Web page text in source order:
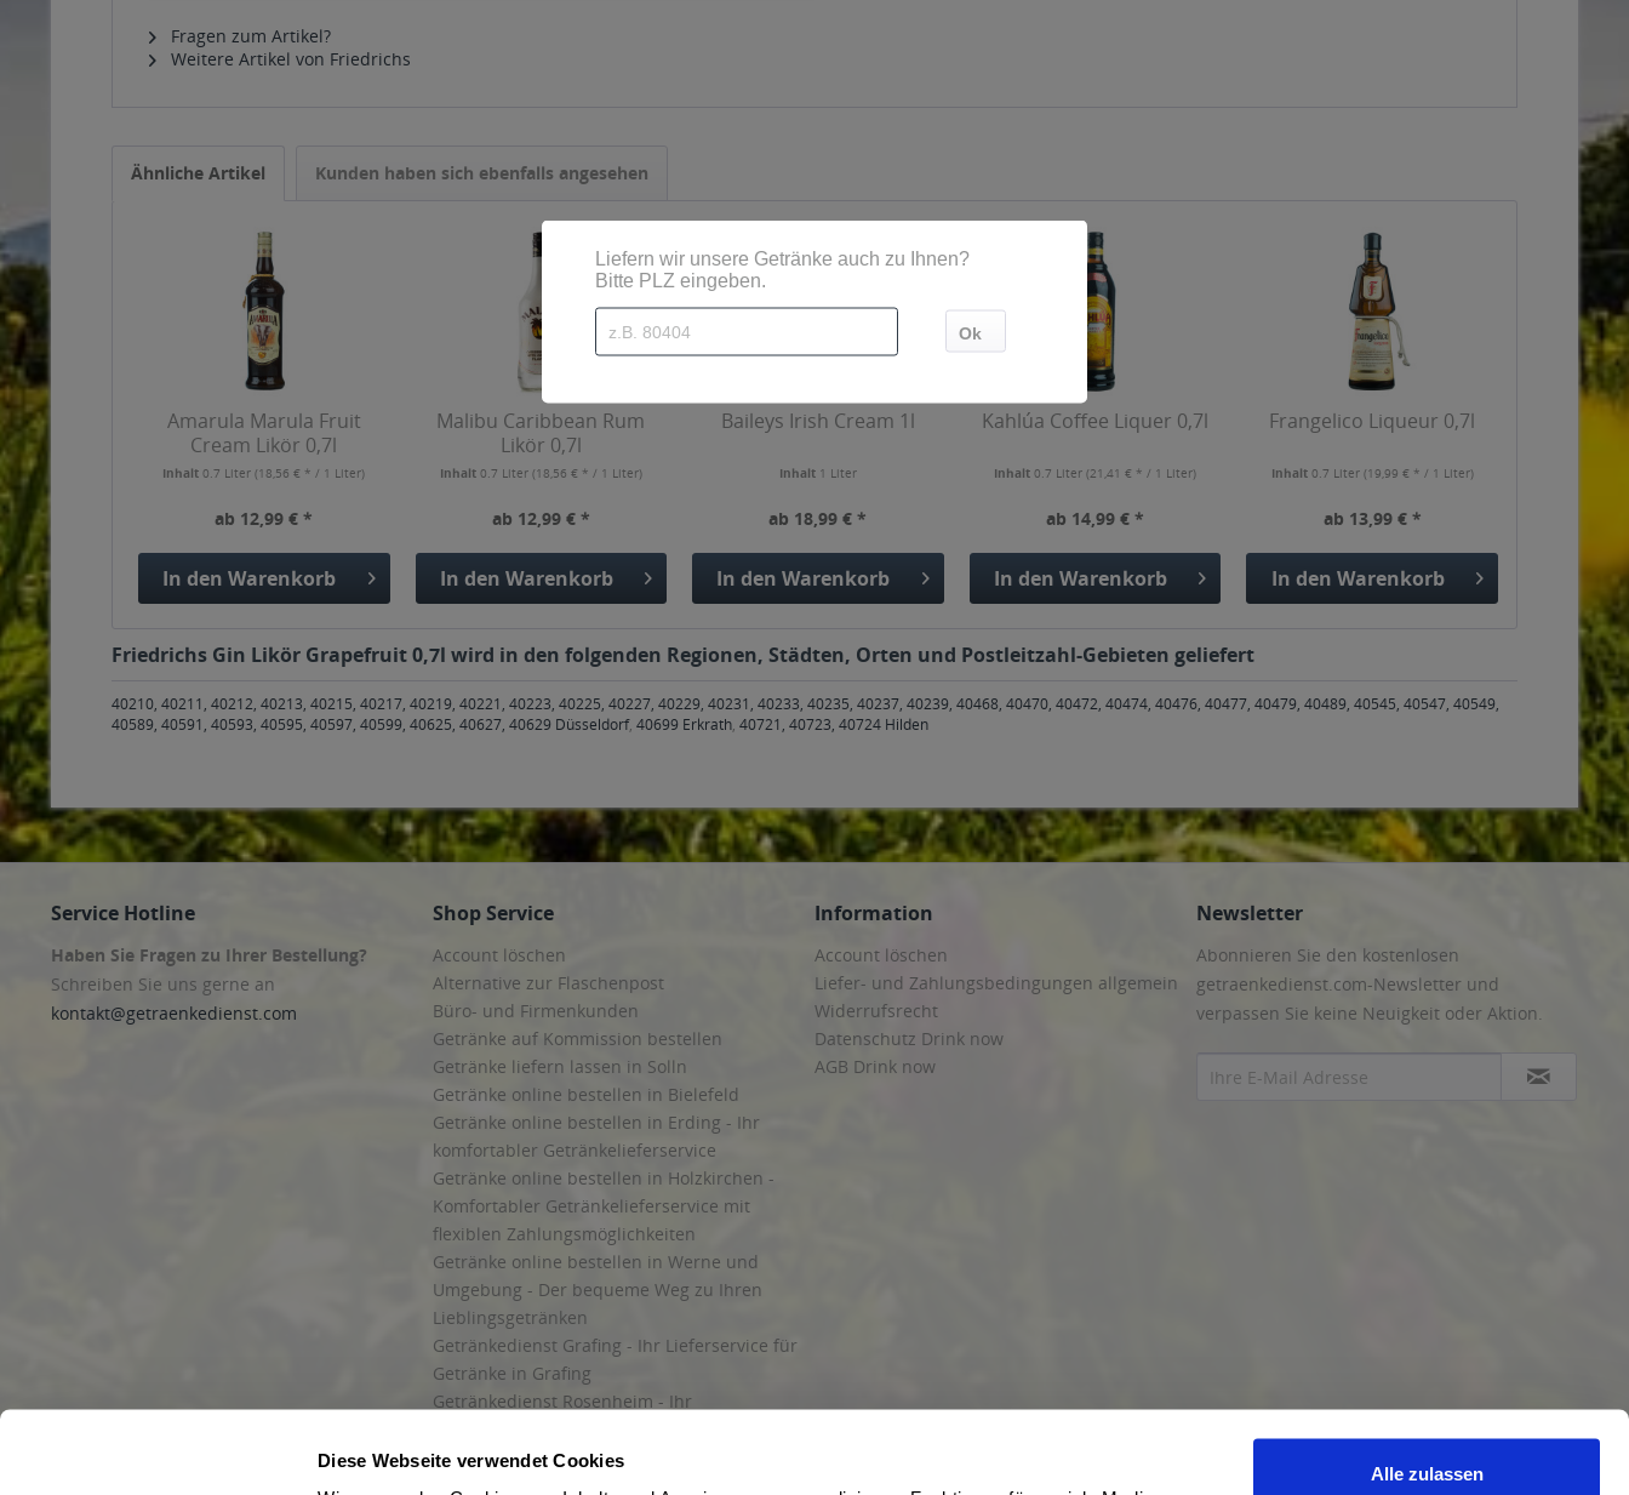
Diese Webseite verwendet Cookies
Alle zulassen
Fragen zum Artikel?
Weitere Artikel von Friedrichs
Ähnliche Artikel Kunden haben sich ebenfalls angesehen
Amarula Marula Fruit
Cream Likör 0,7l
Inhalt0.7 Liter(18,56 € * / 1 Liter)
ab 12,99 € *
In den Warenkorb
Malibu Caribbean Rum
Likör 0,7l
Inhalt 0.7 Liter (18,56 € * / 1 Liter)
ab 12,99 € *
In den Warenkorb
Baileys Irish Cream 1l
Inhalt 1 Liter
ab 18,99 € *
In den Warenkorb
Kahlúa Coffee Liquer 0,7l
Inhalt0.7 Liter(21,41 € * / 1 Liter)
ab 14,99 € *
In den Warenkorb
Frangelico Liqueur 0,7l
Inhalt 0.7 Liter (19,99 € * / 1 Liter)
ab 13,99 € *
In den Warenkorb
Friedrichs Gin Likör Grapefruit 0,7l wird in den folgenden Regionen, Städten, Orten und Postleitzahl-Gebieten geliefert
40210, 40211, 40212, 40213, 40215, 40217, 40219, 40221, 40223, 40225, 40227, 40229, 40231, 40233, 40235, 40237, 40239, 40468, 40470, 40472, 40474, 40476, 40477, 40479, 40489, 40545, 40547, 40549,
40589, 40591, 40593, 40595, 40597, 40599, 40625, 40627, 40629 Düsseldorf, 40699 Erkrath, 40721, 40723, 40724 Hilden
Service Hotline
Haben Sie Fragen zu Ihrer Bestellung?
Schreiben Sie uns gerne an
kontakt@getraenkedienst.com
Shop Service
Account löschen
Alternative zur Flaschenpost
Büro- und Firmenkunden
Getränke auf Kommission bestellen
Getränke liefern lassen in Solln
Getränke online bestellen in Bielefeld
Getränke online bestellen in Erding - Ihr
komfortabler Getränkelieferservice
Getränke online bestellen in Holzkirchen -
Komfortabler Getränkelieferservice mit
flexiblen Zahlungsmöglichkeiten
Getränke online bestellen in Werne und
Umgebung - Der bequeme Weg zu Ihren
Lieblingsgetränken
Getränkedienst Grafing - Ihr Lieferservice für
Getränke in Grafing
Getränkedienst Rosenheim - Ihr
und Umgebung
Information
Account löschen
Liefer- und Zahlungsbedingungen allgemein
Widerrufsrecht
Datenschutz Drink now
AGB Drink now
Newsletter
Abonnieren Sie den kostenlosen
getraenkedienst.com-Newsletter und
verpassen Sie keine Neuigkeit oder Aktion.